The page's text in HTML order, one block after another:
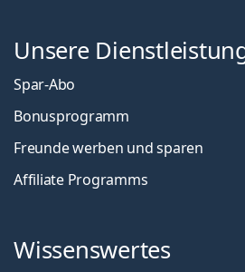
Unsere
Spar-Abo
Bonusprogramm
Freunde werben und sparen
Affiliate Programms
Wissenswertes